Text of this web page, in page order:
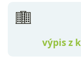
výpis z